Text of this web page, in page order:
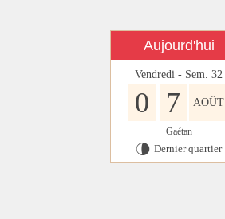
Aujourd'hui
Vendredi - Sem. 32
0 7 AOÛT
Gaétan
U Dernier quartier